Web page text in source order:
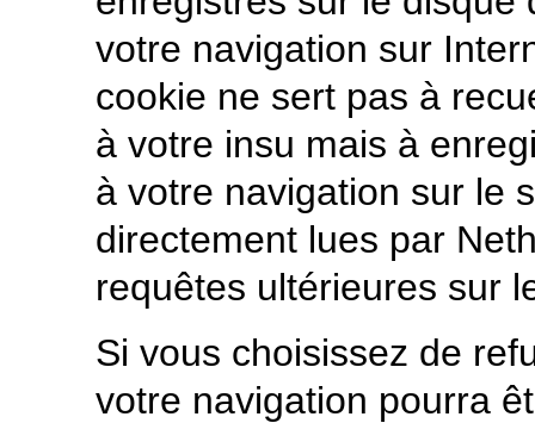
votre navigation sur
cookie ne sert pas à
à votre insu mais à
à votre navigation sur le
directement lues par
requêtes ultérieures sur
Si vous choisissez de
votre navigation pourra